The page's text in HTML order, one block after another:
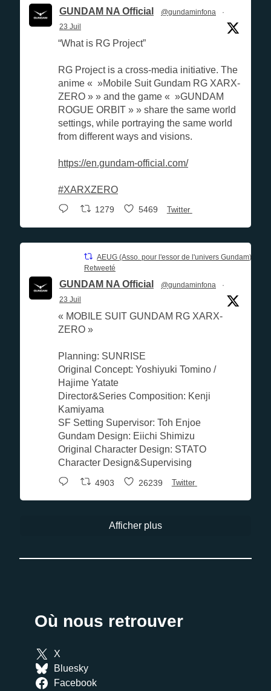
GUNDAM NA Official @gundaminfona
·
23 Juil
“What is RG Project”
RG Project is a cross-media initiative. The
anime « »Mobile Suit Gundam RG XARX-
ZERO » » and the game « »GUNDAM
ROGUE ORBIT » » share the same world
settings, while portraying the same world
from different ways and visions.
https://en.gundam-official.com/
#XARXZERO
1279 5469 Twitter
AEUG (Asso. pour l'essor de l'univers Gundam)
Retweeté
GUNDAM NA Official @gundaminfona
·
23 Juil
« MOBILE SUIT GUNDAM RG XARX-
ZERO »
Planning: SUNRISE
Original Concept: Yoshiyuki Tomino /
Hajime Yatate
Director&Series Composition: Kenji
Kamiyama
SF Setting Supervisor: Toh Enjoe
Gundam Design: Eiichi Shimizu
Original Character Design: STATO
Character Design&Supervising
4903 26239 Twitter
Afficher plus
Où nous retrouver
X
Bluesky
Facebook